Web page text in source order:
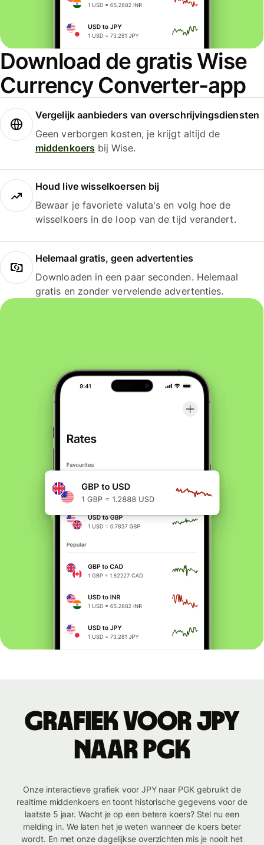
Download de gratis Wise
Currency Converter-app
Vergelijk aanbieders van overschrijvingsdiensten
Geen verborgen kosten, je krijgt altijd de
middenkoersbij Wise.
Houd live wisselkoersen bij
Bewaar je favoriete valuta's en volg hoe de
wisselkoers in de loop van de tijd verandert.
Helemaal gratis, geen advertenties
Downloaden in een paar seconden. Helemaal
gratis en zonder vervelende advertenties.
Grafiek voor JPY
naar PGK
Onze interactieve grafiek voor JPY naar PGK gebruikt de
realtime middenkoers en toont historische gegevens voor de
laatste 5 jaar. Wacht je op een betere koers? Stel nu een
melding in. We laten het je weten wanneer de koers beter
wordt. En met onze dagelijkse overzichten mis je nooit het